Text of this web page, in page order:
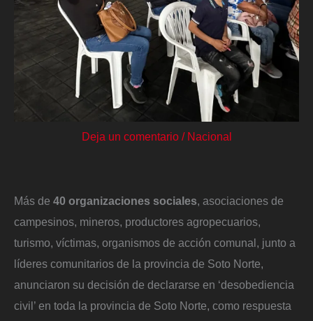
Deja un comentario / Nacional
Más de 40 organizaciones sociales, asociaciones de
campesinos, mineros, productores agropecuarios,
turismo, víctimas, organismos de acción comunal, junto a
líderes comunitarios de la provincia de Soto Norte,
anunciaron su decisión de declararse en ‘desobediencia
civil’ en toda la provincia de Soto Norte, como respuesta